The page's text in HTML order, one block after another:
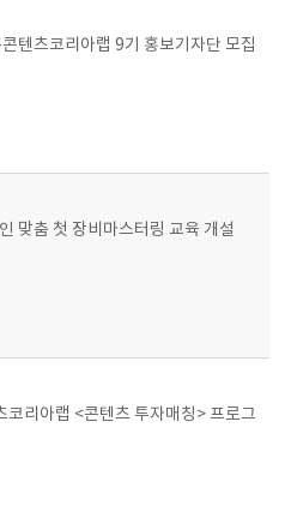
텐츠코리아랩 9기 홍보기자단 모집
맞춤 첫 장비마스터링 교육 개설
코리아랩 <콘텐츠 투자매칭> 프로그